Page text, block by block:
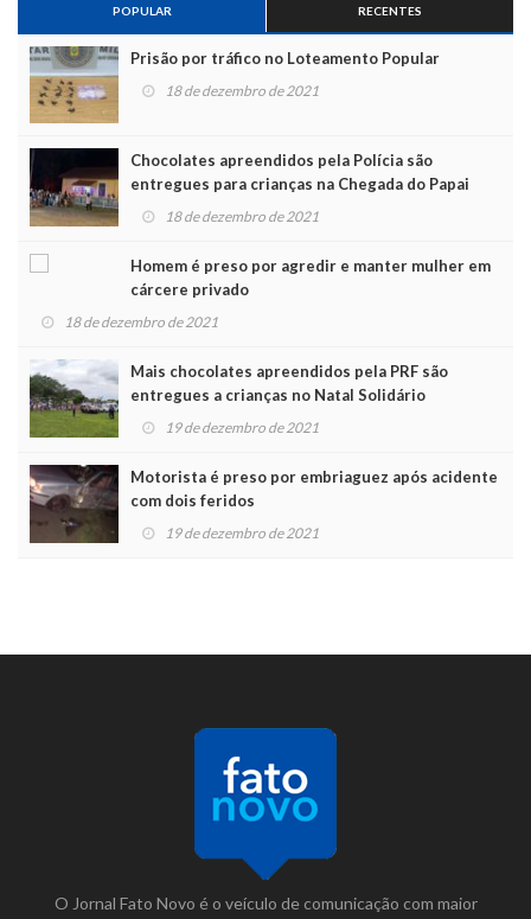
POPULAR RECENTES
Prisão por tráfico no Loteamento Popular
18 de dezembro de 2021
Chocolates apreendidos pela Polícia são
entregues para crianças na Chegada do Papai
Noel 18 de dezembro de 2021
Homem é preso por agredir e manter mulher em
cárcere privado
18 de dezembro de 2021
Mais chocolates apreendidos pela PRF são
entregues a crianças no Natal Solidário
19 de dezembro de 2021
Motorista é preso por embriaguez após acidente
com dois feridos
19 de dezembro de 2021
O Jornal Fato Novo é o veículo de comunicação com maior